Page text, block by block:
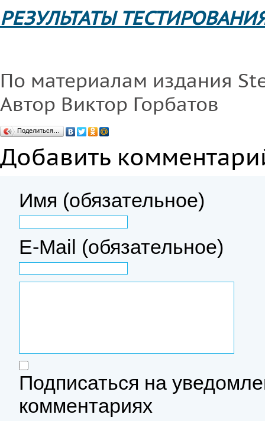
РЕЗУЛЬТАТЫ
По материалам издания
Автор Виктор Горбатов
Поделиться…
Добавить
Имя (обязательное)
E-Mail (обязательное)
Подписаться на
комментариях